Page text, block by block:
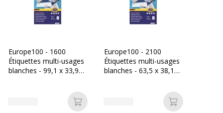
Catégorie d'accessoire Supports d'impression
Couleur du produit Blanc
Europe100 - 1600
Étiquettes multi-usages
blanches - 99,1 x 33,9
Ajouter au panier
Europe100 - 2100
Étiquettes multi-usages
blanches - 63,5 x 38,1
Ajouter au